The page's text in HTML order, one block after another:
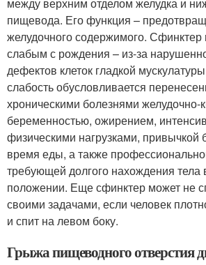
пищевода. Его функция –
желудочного содержимого.
слабым с рождения – из-за
дефектов клеток гладкой
слабость обусловливается
хроническими болезнями желудочно-
беременностью, ожирением,
физическими нагрузками, привычкой
время еды, а также
требующей долгого нахождения тела
положении. Еще сфинктер может не
своими задачами, если человек
и спит на левом боку.
Грыжа пищеводного отверстия